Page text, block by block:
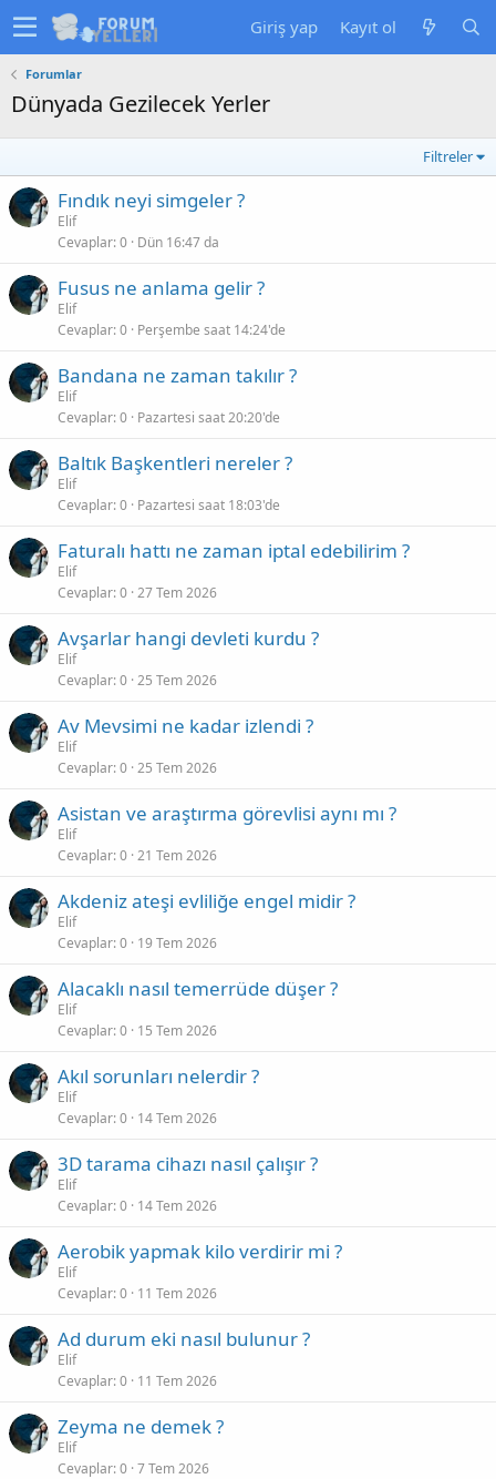
Giriş yap Kayıt ol
Forumlar
Dünyada Gezilecek Yerler
Filtreler
Fındık neyi simgeler ?
Elif
Cevaplar 0 Dün 16:47 da
Fusus ne anlama gelir ?
Elif
Cevaplar 0 Perşembe saat 14:24'de
Bandana ne zaman takılır ?
Elif
Cevaplar 0 Pazartesi saat 20:20'de
Baltık Başkentleri nereler ?
Elif
Cevaplar 0 Pazartesi saat 18:03'de
Faturalı hattı ne zaman iptal edebilirim ?
Elif
Cevaplar 0 27 Tem 2026
Avşarlar hangi devleti kurdu ?
Elif
Cevaplar 0 25 Tem 2026
Av Mevsimi ne kadar izlendi ?
Elif
Cevaplar 0 25 Tem 2026
Asistan ve araştırma görevlisi aynı mı ?
Elif
Cevaplar 0 21 Tem 2026
Akdeniz ateşi evliliğe engel midir ?
Elif
Cevaplar 0 19 Tem 2026
Alacaklı nasıl temerrüde düşer ?
Elif
Cevaplar 0 15 Tem 2026
Akıl sorunları nelerdir ?
Elif
Cevaplar 0 14 Tem 2026
3D tarama cihazı nasıl çalışır ?
Elif
Cevaplar 0 14 Tem 2026
Aerobik yapmak kilo verdirir mi ?
Elif
Cevaplar 0 11 Tem 2026
Ad durum eki nasıl bulunur ?
Elif
Cevaplar 0 11 Tem 2026
Zeyma ne demek ?
Elif
Cevaplar 0 7 Tem 2026